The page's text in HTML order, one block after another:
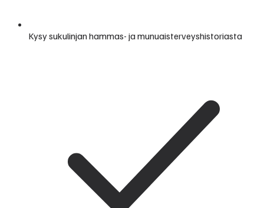
Kysy sukulinjan hammas- ja munuaisterveyshistoriasta